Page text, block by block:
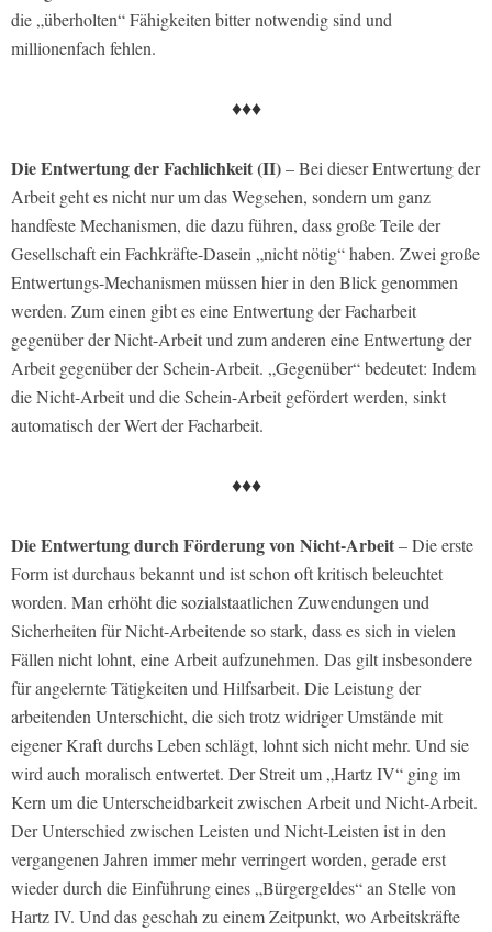
die „überholten“ Fähigkeiten bitter notwendig sind und
millionenfach fehlen.
♦♦♦
Die Entwertung der Fachlichkeit (II)– Bei dieser Entwertung der
Arbeit geht es nicht nur um das Wegsehen, sondern um ganz
handfeste Mechanismen, die dazu führen, dass große Teile der
Gesellschaft ein Fachkräfte-Dasein „nicht nötig“ haben. Zwei große
Entwertungs-Mechanismen müssen hier in den Blick genommen
werden. Zum einen gibt es eine Entwertung der Facharbeit
gegenüber der Nicht-Arbeit und zum anderen eine Entwertung der
Arbeit gegenüber der Schein-Arbeit. „Gegenüber“ bedeutet: Indem
die Nicht-Arbeit und die Schein-Arbeit gefördert werden, sinkt
automatisch der Wert der Facharbeit.
♦♦♦
Die Entwertung durch Förderung von Nicht-Arbeit– Die erste
Form ist durchaus bekannt und ist schon oft kritisch beleuchtet
worden. Man erhöht die sozialstaatlichen Zuwendungen und
Sicherheiten für Nicht-Arbeitende so stark, dass es sich in vielen
Fällen nicht lohnt, eine Arbeit aufzunehmen. Das gilt insbesondere
für angelernte Tätigkeiten und Hilfsarbeit. Die Leistung der
arbeitenden Unterschicht, die sich trotz widriger Umstände mit
eigener Kraft durchs Leben schlägt, lohnt sich nicht mehr. Und sie
wird auch moralisch entwertet. Der Streit um „Hartz IV“ ging im
Kern um die Unterscheidbarkeit zwischen Arbeit und Nicht-Arbeit.
Der Unterschied zwischen Leisten und Nicht-Leisten ist in den
vergangenen Jahren immer mehr verringert worden, gerade erst
wieder durch die Einführung eines „Bürgergeldes“ an Stelle von
Hartz IV. Und das geschah zu einem Zeitpunkt, wo Arbeitskräfte